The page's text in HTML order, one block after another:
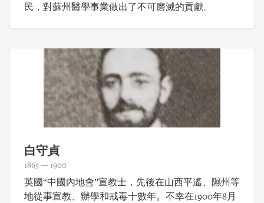
民，對蘇州醫學事業做出了不可磨滅的貢獻。
白守貞
1865 — 1900
英國“中國內地會”宣教士，先後在山西平遙、隰州等
地從事宣教、辦學和戒毒十數年。不幸在1900年8月